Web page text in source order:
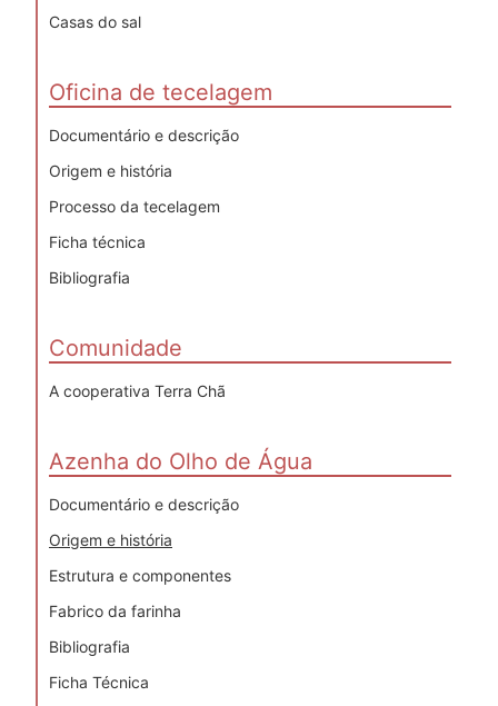
Casas do sal
Oficina de tecelagem
Documentário e descrição
Origem e história
Processo da tecelagem
Ficha técnica
Bibliografia
Comunidade
A cooperativa Terra Chã
Azenha do Olho de Água
Documentário e descrição
Origem e história
Estrutura e componentes
Fabrico da farinha
Bibliografia
Ficha Técnica